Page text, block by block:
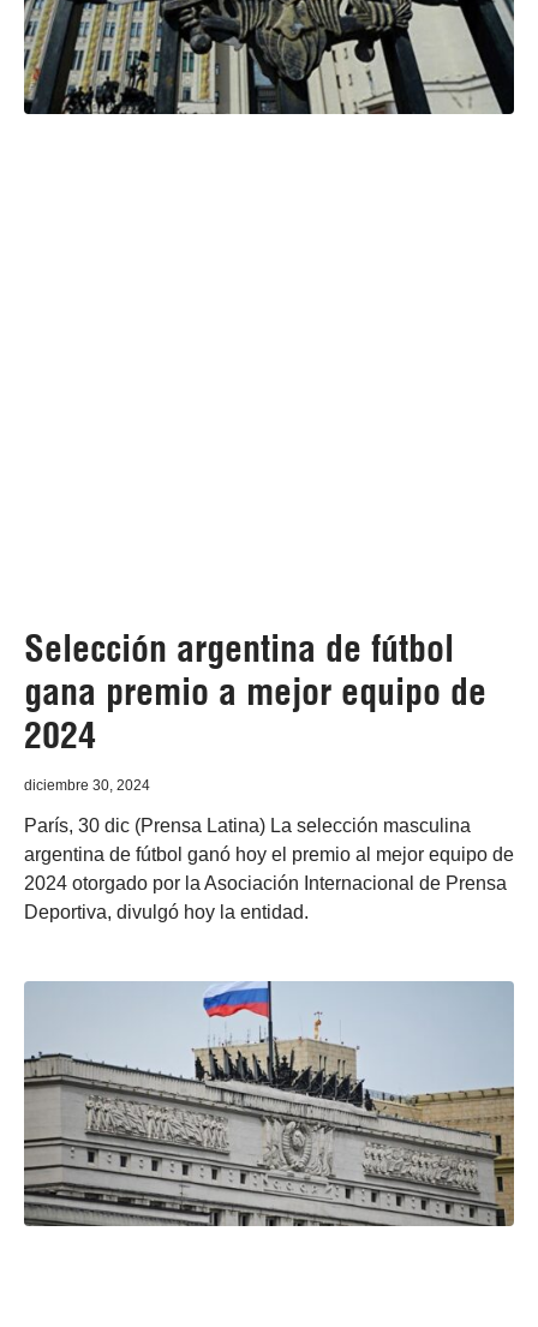
Selección argentina de fútbol
gana premio a mejor equipo de
2024
diciembre 30, 2024
París, 30 dic (Prensa Latina) La selección masculina
argentina de fútbol ganó hoy el premio al mejor equipo de
2024 otorgado por la Asociación Internacional de Prensa
Deportiva, divulgó hoy la entidad.